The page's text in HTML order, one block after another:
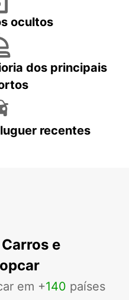
ocultos
dos principais
recentes
e
em +140 países